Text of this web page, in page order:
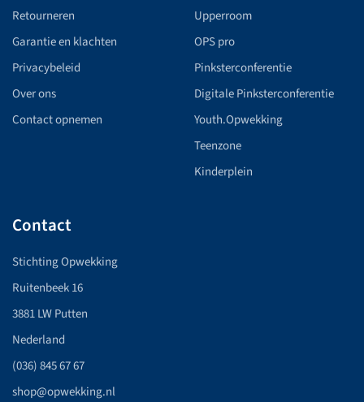
Retourneren
Garantie en klachten
Privacybeleid
Over ons
Contact opnemen
Upperroom
OPS pro
Pinksterconferentie
Digitale Pinksterconferentie
Youth.Opwekking
Teenzone
Kinderplein
Contact
Stichting Opwekking
Ruitenbeek 16
3881 LW Putten
Nederland
(036) 845 67 67
shop@opwekking.nl